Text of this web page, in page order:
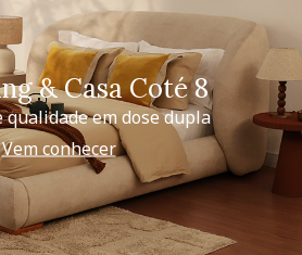
& Casa Coté 8
qualidade em dose dupla
Vem conhecer